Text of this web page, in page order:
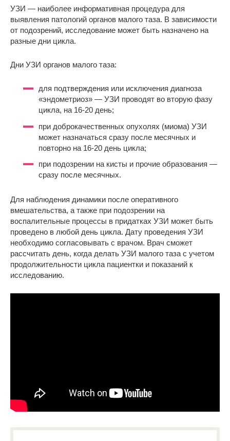
УЗИ — наиболее информативная процедура для
выявления патологий органов малого таза. В зависимости
от подозрений, исследование может быть назначено на
разные дни цикла.
Дни УЗИ органов малого таза:
для подтверждения или исключения диагноза
«эндометриоз» — УЗИ проводят во вторую фазу
цикла, на 16-20 день;
при доброкачественных опухолях (миома) УЗИ
может назначаться сразу после месячных и
повторно на 16-20 день цикла;
при подозрении на кисты и прочие образования —
сразу после месячных.
Для наблюдения динамики после оперативного
вмешательства, а также при подозрении на
воспалительные процессы в придатках УЗИ может быть
проведено в любой день цикла. Дату проведения УЗИ
необходимо согласовывать с врачом. Врач сможет
рассчитать день, когда делать УЗИ малого таза с учетом
продолжительности цикла пациентки и показаний к
исследованию.